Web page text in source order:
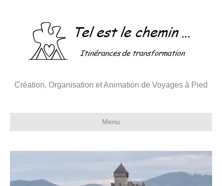
Création, Organisation et Animation de Voyages à Pied
Menu